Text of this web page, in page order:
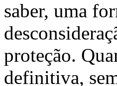
saber, uma
proteção.
definitiva,